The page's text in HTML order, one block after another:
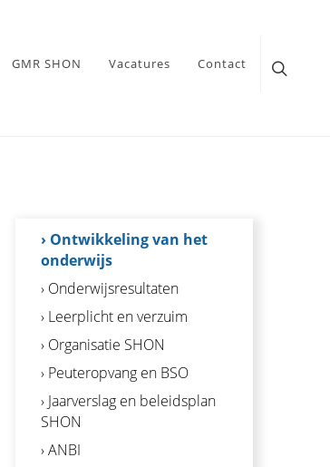
GMR SHON Vacatures Contact
› Ontwikkeling van het
onderwijs
› Onderwijsresultaten
› Leerplicht en verzuim
› Organisatie SHON
› Peuteropvang en BSO
› Jaarverslag en beleidsplan
SHON
› ANBI